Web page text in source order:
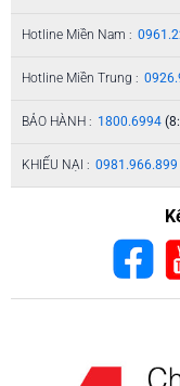
Hotline Miền Nam :
Hotline Miền Trung :
BẢO HÀNH : 1800.6994
KHIẾU NẠI : 0981.966.899